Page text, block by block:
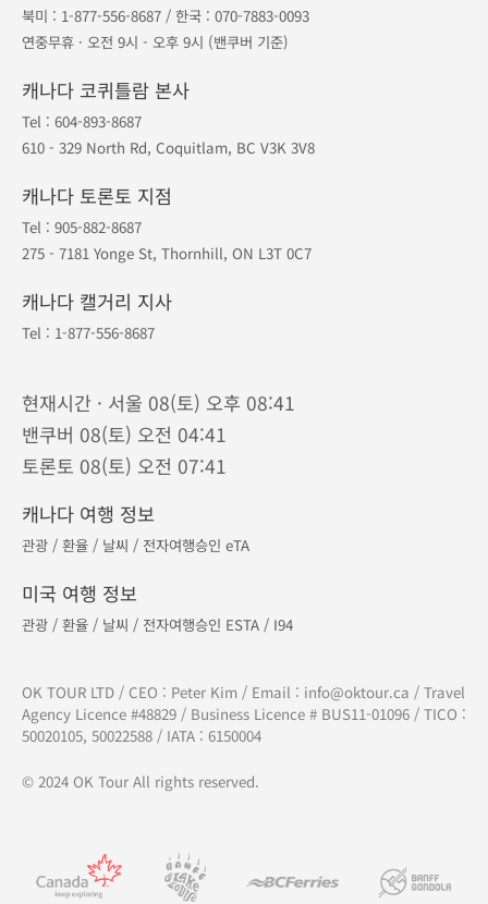
북미 : 1-877-556-8687 / 한국 : 070-7883-0093
연중무휴 · 오전 9시 - 오후 9시 (밴쿠버 기준)
캐나다 코퀴틀람 본사
Tel : 604-893-8687
610 - 329 North Rd, Coquitlam, BC V3K 3V8
캐나다 토론토 지점
Tel : 905-882-8687
275 - 7181 Yonge St, Thornhill, ON L3T 0C7
캐나다 캘거리 지사
Tel : 1-877-556-8687
현재시간 · 서울 08(토) 오후 08:41
밴쿠버 08(토) 오전 04:41
토론토 08(토) 오전 07:41
캐나다 여행 정보
관광 / 환율 / 날씨 / 전자여행승인 eTA
미국 여행 정보
관광 / 환율 / 날씨 / 전자여행승인 ESTA / I94
OK TOUR LTD / CEO : Peter Kim / Email : info@oktour.ca / Travel
Agency Licence #48829 / Business Licence # BUS11-01096 / TICO :
50020105, 50022588 / IATA : 6150004
© 2024 OK Tour All rights reserved.